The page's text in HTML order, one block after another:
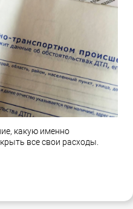
какую именно
все свои расходы.